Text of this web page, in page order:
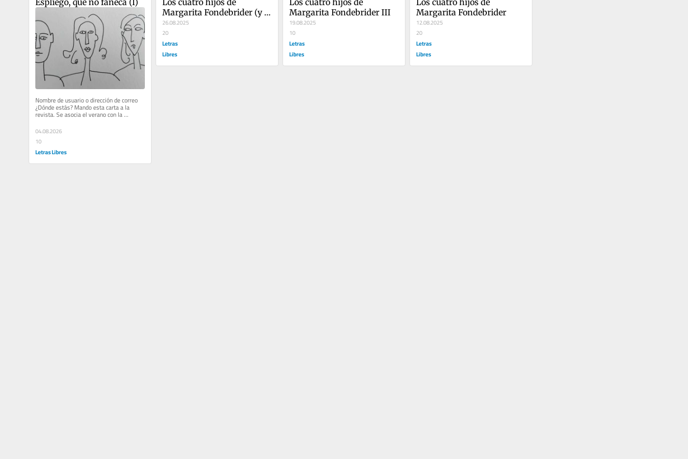
Nombre de usuario o dirección de correo
¿Dónde estás? Mando esta carta a la
revista. Se asocia el verano con la
04.08.2026
10
Letras Libres
Margarita Fondebrider (y
IV)
26.08.2025
20
Letras
Libres
Margarita Fondebrider III
19.08.2025
10
Letras
Libres
Margarita Fondebrider
12.08.2025
20
Letras
Libres